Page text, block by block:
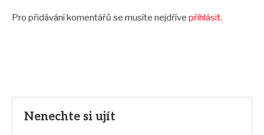
Pro přidávání komentářů se musíte nejdříve přihlásit.
Nenechte si ujít